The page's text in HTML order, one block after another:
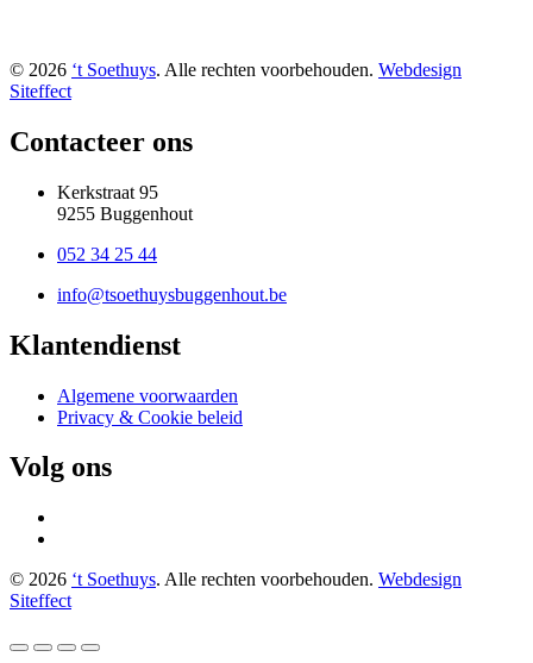
© 2026 ‘t Soethuys. Alle rechten voorbehouden. Webdesign
Siteffect
Contacteer ons
Kerkstraat 95
9255 Buggenhout
052 34 25 44
info@tsoethuysbuggenhout.be
Klantendienst
Algemene voorwaarden
Privacy & Cookie beleid
Volg ons
© 2026 ‘t Soethuys. Alle rechten voorbehouden. Webdesign
Siteffect